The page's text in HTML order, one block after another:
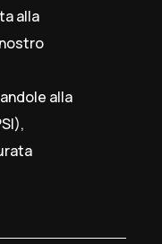
alla
alla